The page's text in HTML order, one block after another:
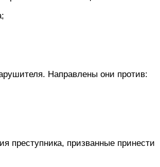
Направлены они против:
преступника, призванные принести